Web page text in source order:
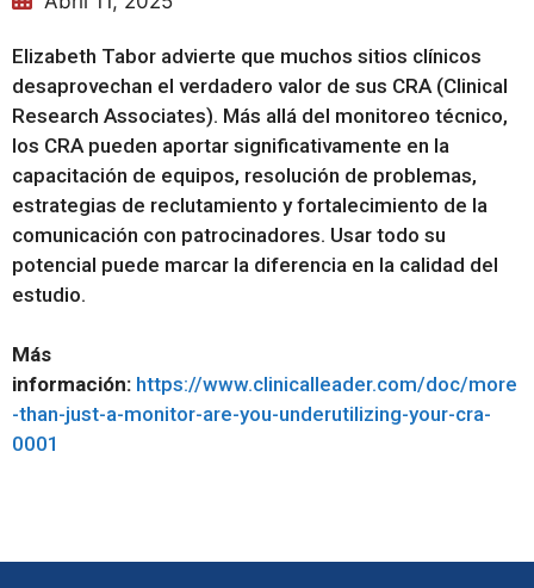
Elizabeth Tabor advierte que muchos sitios clínicos
desaprovechan el verdadero valor de sus CRA (Clinical
Research Associates). Más allá del monitoreo técnico,
los CRA pueden aportar significativamente en la
capacitación de equipos, resolución de problemas,
estrategias de reclutamiento y fortalecimiento de la
comunicación con patrocinadores. Usar todo su
potencial puede marcar la diferencia en la calidad del
estudio.
Más
información: https://www.clinicalleader.com/doc/more
-than-just-a-monitor-are-you-underutilizing-your-cra-
0001